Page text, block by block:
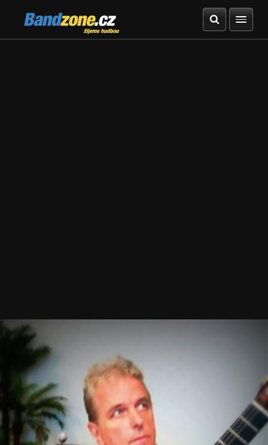
Bandzone.cz
žijeme hudbou